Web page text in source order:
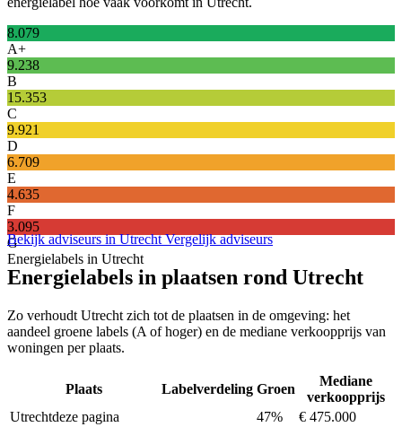
8.079
A+
9.238
B
15.353
C
9.921
D
6.709
E
4.635
F
3.095
G
Energielabels in Utrecht
Bekijk adviseurs in UtrechtVergelijk adviseurs
Energielabels in plaatsen rond Utrecht
Zo verhoudt Utrecht zich tot de plaatsen in de omgeving: het
aandeel groene labels (A of hoger) en de mediane verkoopprijs van
woningen per plaats.
Plaats Labelverdeling Groen
Mediane
verkoopprijs
Utrechtdeze pagina 47%
€ 475.000